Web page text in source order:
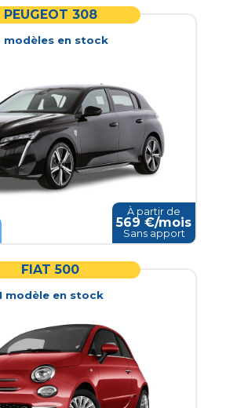
PEUGEOT 308
modèlesen stock
À partir de
569 €/mois
Sans apport
FIAT 500
modèleen stock